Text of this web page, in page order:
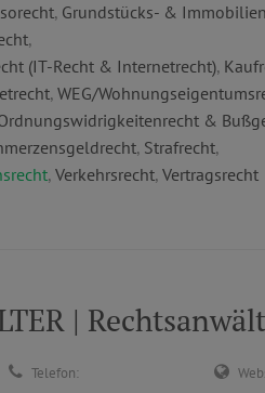
, Grundstücks- &
,
(IT-Recht & Internetrecht),
, WEG/
&
, Strafrecht,
, Verkehrsrecht, Vertragsrecht
|
Telefon: